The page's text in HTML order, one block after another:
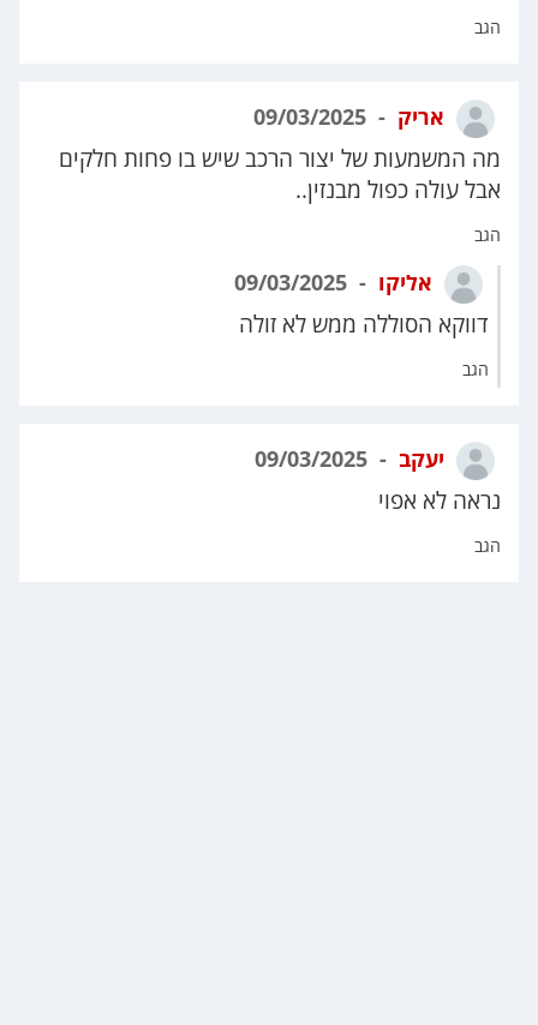
הגב
אריק
מה המשמעות של יצור הרכב שיש בו פחות חלקים
אבל עולה כפול מבנזין..
הגב
אליקו
דווקא הסוללה ממש לא זולה
הגב
יעקב
נראה לא אפוי
הגב